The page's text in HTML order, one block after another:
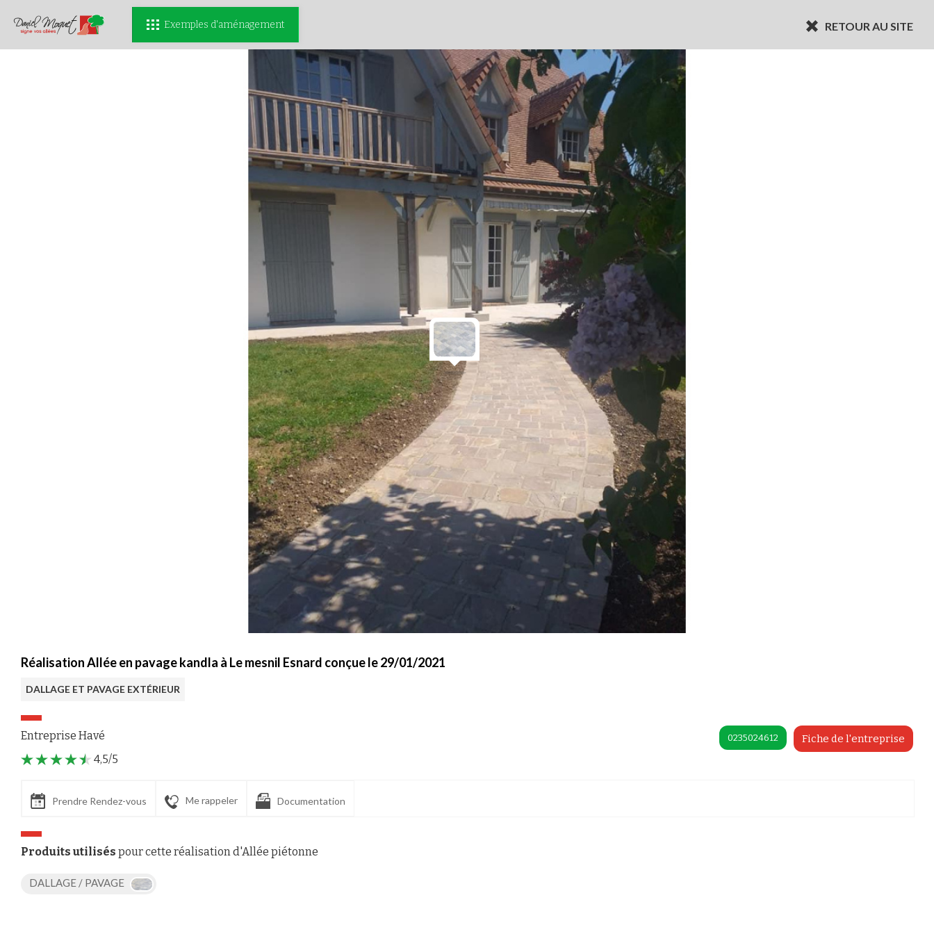
RETOUR AU SITE
Exemples d'aménagement
Réalisation Allée en pavage kandla à Le mesnil Esnard conçue le 29/01/2021
DALLAGE ET PAVAGE EXTÉRIEUR
Entreprise Havé Fiche de l'entreprise
0235024612
4,5/5
Prendre Rendez-vous Me rappeler Documentation
Produits utilisés pour cette réalisation d'Allée piétonne
DALLAGE / PAVAGE